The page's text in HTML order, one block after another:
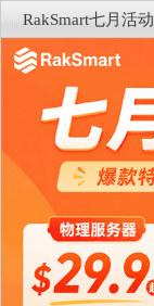
RakSmart七月活动